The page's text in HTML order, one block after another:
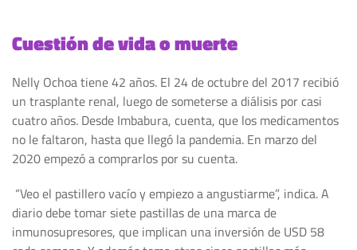
Cuestión de vida o muerte
Nelly Ochoa tiene 42 años. El 24 de octubre del 2017 recibió
un trasplante renal, luego de someterse a diálisis por casi
cuatro años. Desde Imbabura, cuenta, que los medicamentos
no le faltaron, hasta que llegó la pandemia. En marzo del
2020 empezó a comprarlos por su cuenta.
“Veo el pastillero vacío y empiezo a angustiarme”, indica. A
diario debe tomar siete pastillas de una marca de
inmunosupresores, que implican una inversión de USD 58